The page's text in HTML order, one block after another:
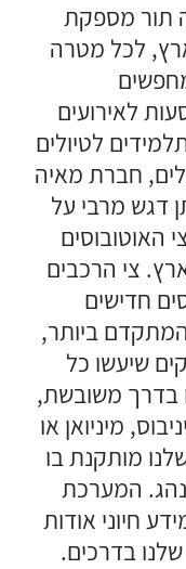
תור מספקת
לכל מטרה
לאירועים
לטיולים
חברת מאיה
דגש מרבי על
האוטובוסים
צי הרכבים
אוטובוסים חדישים
המתקדם ביותר,
שיעשו כל
בדרך משובשת,
מיניואן או
מותקנת בו
המערכת
חיוני אודות
בדרכים.